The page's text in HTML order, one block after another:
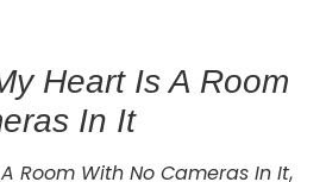
Heart Is A Room
In It
Room With No Cameras In It,